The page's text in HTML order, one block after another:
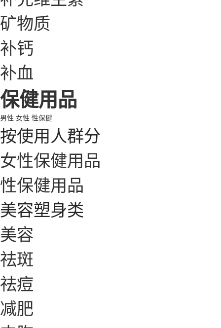
矿物质
补钙
补血
保健用品
男性 女性 性保健
按使用人群分
女性保健用品
性保健用品
美容塑身类
美容
祛斑
祛痘
减肥